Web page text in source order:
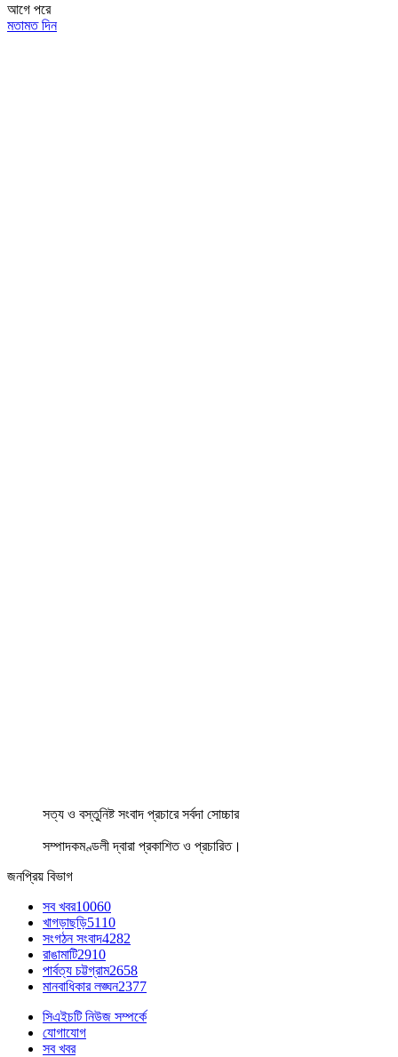
আগে পরে
মতামত দিন
সত্য ও বস্তুনিষ্ট সংবাদ প্রচারে সর্বদা সোচ্চার
সম্পাদকমণ্ডলী দ্বারা প্রকাশিত ও প্রচারিত।
জনপ্রিয় বিভাগ
সব খবর10060
খাগড়াছড়ি5110
সংগঠন সংবাদ4282
রাঙামাটি2910
পার্বত্য চট্টগ্রাম2658
মানবাধিকার লঙ্ঘন2377
সিএইচটি নিউজ সম্পর্কে
যোগাযোগ
সব খবর